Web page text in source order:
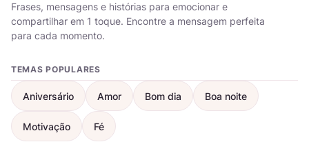
Frases, mensagens e histórias para emocionar e
compartilhar em 1 toque. Encontre a mensagem perfeita
para cada momento.
TEMAS POPULARES
Aniversário Amor Bom dia Boa noite
Motivação Fé